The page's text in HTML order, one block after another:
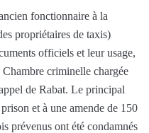
fonctionnaire à la
propriétaires de taxis)
officiels et leur usage,
criminelle chargée
de Rabat. Le principal
et à une amende de 150
prévenus ont été condamnés